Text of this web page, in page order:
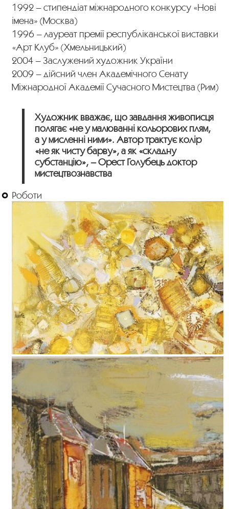
1992 – стипендіат міжнародного конкурсу «Нові
імена» (Москва)
1996 – лауреат премії республіканської виставки
«Арт Клуб» (Хмельницький)
2004 – Заслужений художник України
2009 – дійсний член Академічного Сенату
Міжнародної Академії Сучасного Мистецтва (Рим)
Художник вважає, що завдання живописця
полягає «не у малюванні кольорових плям,
а у мисленні ними». Автор трактує колір
«не як чисту барву», а як «складну
субстанцію», – Орест Голубець доктор
мистецтвознавства
Роботи